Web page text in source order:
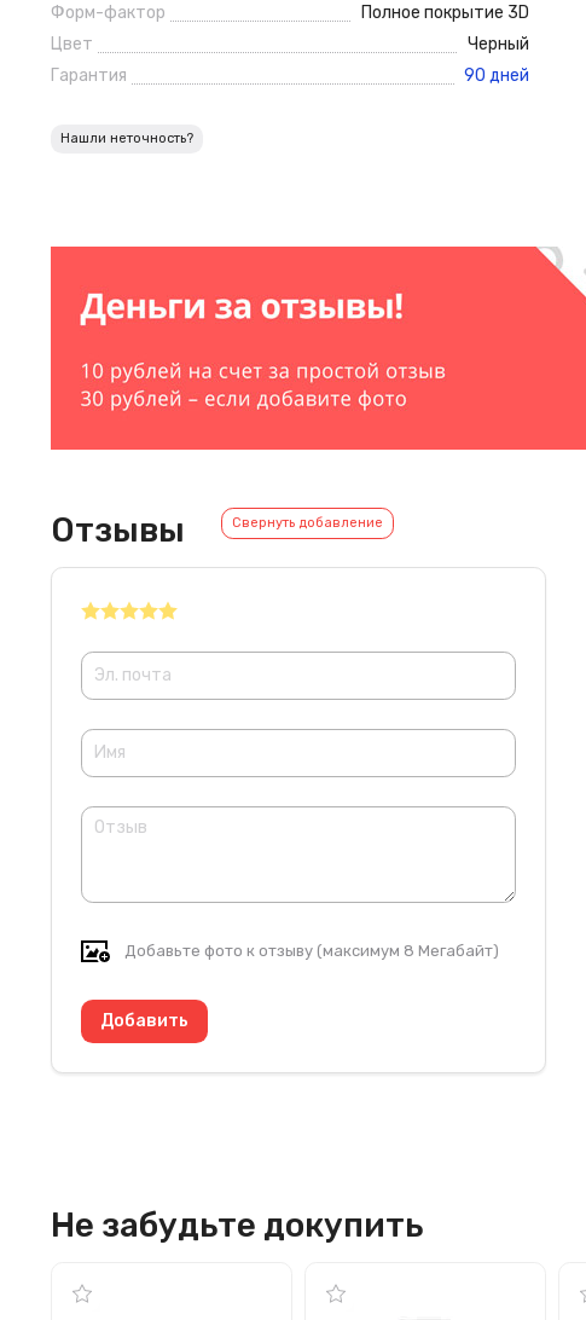
Форм-фактор
Полное покрытие 3D
Цвет
Черный
Гарантия
90 дней
Нашли неточность?
Отзывы Свернуть добавление
Добавьте фото к отзыву (максимум 8 Мегабайт)
Не забудьте докупить